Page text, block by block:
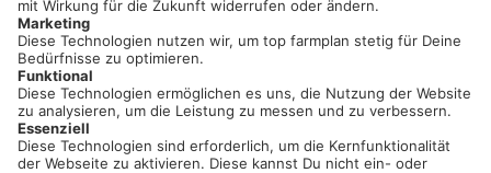
Registriere dich kostenlos!